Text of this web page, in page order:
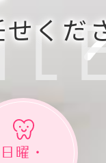
くだ
日曜・